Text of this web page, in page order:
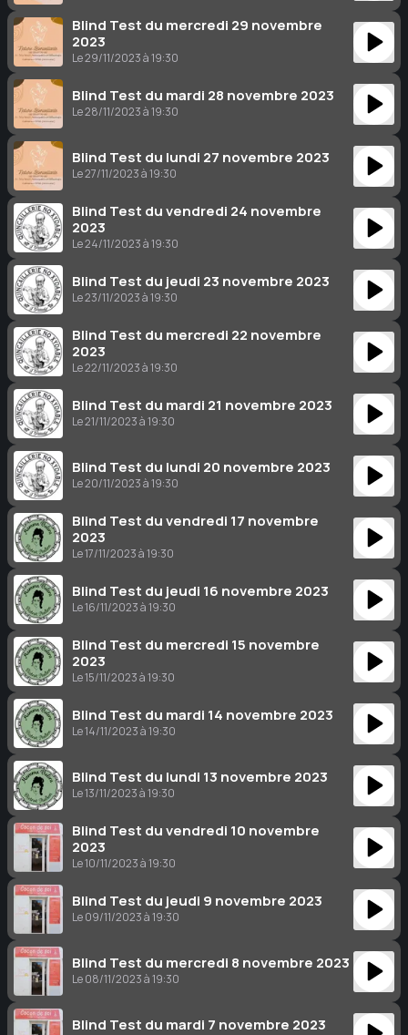
Blind Test du mercredi 29 novembre
2023
Le 29/11/2023 à 19:30
Blind Test du mardi 28 novembre 2023
Le 28/11/2023 à 19:30
Blind Test du lundi 27 novembre 2023
Le 27/11/2023 à 19:30
Blind Test du vendredi 24 novembre
2023
Le 24/11/2023 à 19:30
Blind Test du jeudi 23 novembre 2023
Le 23/11/2023 à 19:30
Blind Test du mercredi 22 novembre
2023
Le 22/11/2023 à 19:30
Blind Test du mardi 21 novembre 2023
Le 21/11/2023 à 19:30
Blind Test du lundi 20 novembre 2023
Le 20/11/2023 à 19:30
Blind Test du vendredi 17 novembre
2023
Le 17/11/2023 à 19:30
Blind Test du jeudi 16 novembre 2023
Le 16/11/2023 à 19:30
Blind Test du mercredi 15 novembre
2023
Le 15/11/2023 à 19:30
Blind Test du mardi 14 novembre 2023
Le 14/11/2023 à 19:30
Blind Test du lundi 13 novembre 2023
Le 13/11/2023 à 19:30
Blind Test du vendredi 10 novembre
2023
Le 10/11/2023 à 19:30
Blind Test du jeudi 9 novembre 2023
Le 09/11/2023 à 19:30
Blind Test du mercredi 8 novembre 2023
Le 08/11/2023 à 19:30
Blind Test du mardi 7 novembre 2023